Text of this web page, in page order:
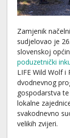
Zamjenik
sudjelovao je
slovenskoj
poduzetnički
LIFE Wild Wolf
dvodnevnog
gospodarstva
lokalne
svakodnevno
velikih zvijeri.